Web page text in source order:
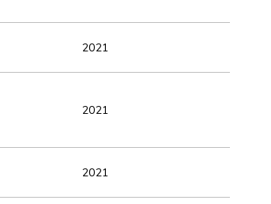
2021
2021
2021